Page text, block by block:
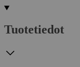
Tuotetiedot